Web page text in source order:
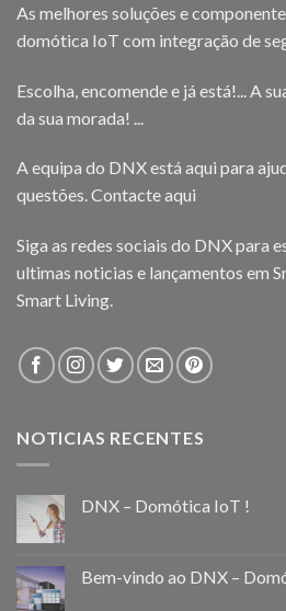
As melhores soluções e
domótica IoT com integração de
Escolha, encomende e já está!... A
da sua morada! ...
A equipa do DNX está aqui para
questões.Contacte aqui
Siga as redes sociais do DNX para
ultimas noticias e lançamentos em
Smart Living.
NOTICIAS RECENTES
DNX – Domótica IoT !
Bem-vindo ao DNX –